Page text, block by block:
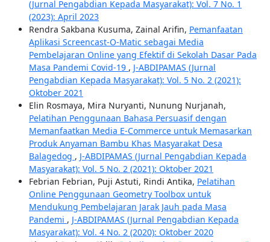
(Jurnal Pengabdian Kepada Masyarakat): Vol. 7 No. 1
(2023): April 2023
Rendra Sakbana Kusuma, Zainal Arifin, Pemanfaatan
Aplikasi Screencast-O-Matic sebagai Media
Pembelajaran Online yang Efektif di Sekolah Dasar Pada
Masa Pandemi Covid-19 , J-ABDIPAMAS (Jurnal
Pengabdian Kepada Masyarakat): Vol. 5 No. 2 (2021):
Oktober 2021
Elin Rosmaya, Mira Nuryanti, Nunung Nurjanah,
Pelatihan Penggunaan Bahasa Persuasif dengan
Memanfaatkan Media E-Commerce untuk Memasarkan
Produk Anyaman Bambu Khas Masyarakat Desa
Balagedog , J-ABDIPAMAS (Jurnal Pengabdian Kepada
Masyarakat): Vol. 5 No. 2 (2021): Oktober 2021
Febrian Febrian, Puji Astuti, Rindi Antika, Pelatihan
Online Penggunaan Geometry Toolbox untuk
Mendukung Pembelajaran Jarak Jauh pada Masa
Pandemi , J-ABDIPAMAS (Jurnal Pengabdian Kepada
Masyarakat): Vol. 4 No. 2 (2020): Oktober 2020